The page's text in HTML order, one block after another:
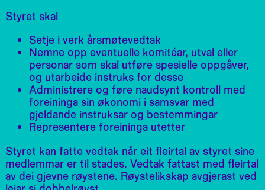
Styret skal
Setje i verk årsmøtevedtak
Nemne opp eventuelle komitéar, utval eller
personar som skal utføre spesielle oppgåver,
og utarbeide instruks for desse
Administrere og føre naudsynt kontroll med
foreininga sin økonomi i samsvar med
gjeldande instruksar og bestemmingar
Representere foreininga utetter
Styret kan fatte vedtak når eit fleirtal av styret sine
medlemmar er til stades. Vedtak fattast med fleirtal
av dei gjevne røystene. Røystelikskap avgjerast ved